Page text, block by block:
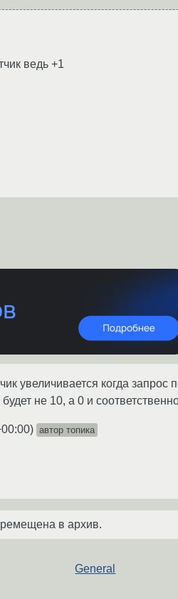
ведь +1
увеличивается когда запрос
не 10, а 0 и
) автор топика
в архив.
General